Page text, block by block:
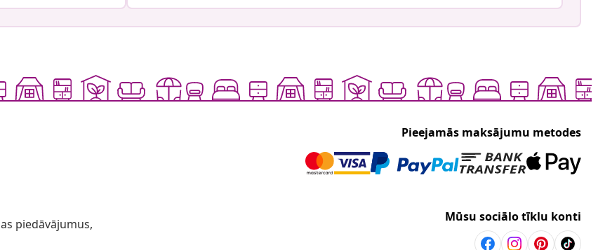
Pieejamās maksājumu metodes
piedāvājumus,
Mūsu sociālo tīklu konti